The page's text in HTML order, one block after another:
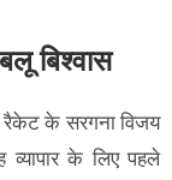
बिश्वास
रैकेट के सरगना विजय
के लिए पहले